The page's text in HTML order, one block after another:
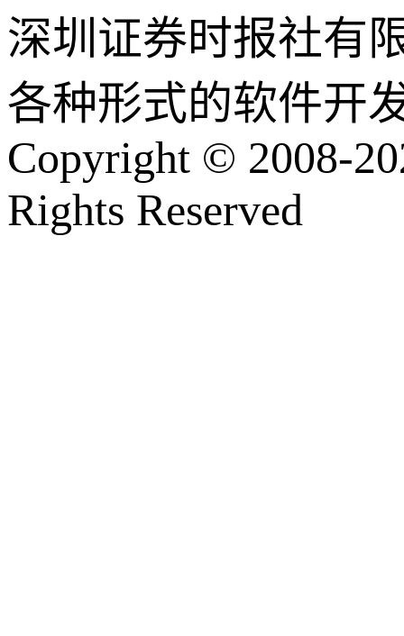
深圳证券时报社有
各种形式的软件开
Copyright © 2008-
Rights Reserved